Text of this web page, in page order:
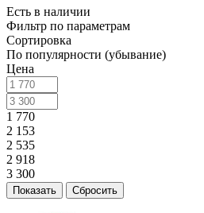
Есть в наличии
Фильтр по параметрам
Сортировка
По популярности (убывание)
Цена
1 770
2 153
2 535
2 918
3 300
Сбросить